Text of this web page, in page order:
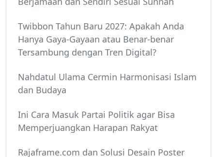
Twibbon Tahun Baru 2027: Apakah Anda
Hanya Gaya-Gayaan atau Benar-benar
Tersambung dengan Tren Digital?
Nahdatul Ulama Cermin Harmonisasi Islam
dan Budaya
Ini Cara Masuk Partai Politik agar Bisa
Memperjuangkan Harapan Rakyat
Rajaframe.com dan Solusi Desain Poster